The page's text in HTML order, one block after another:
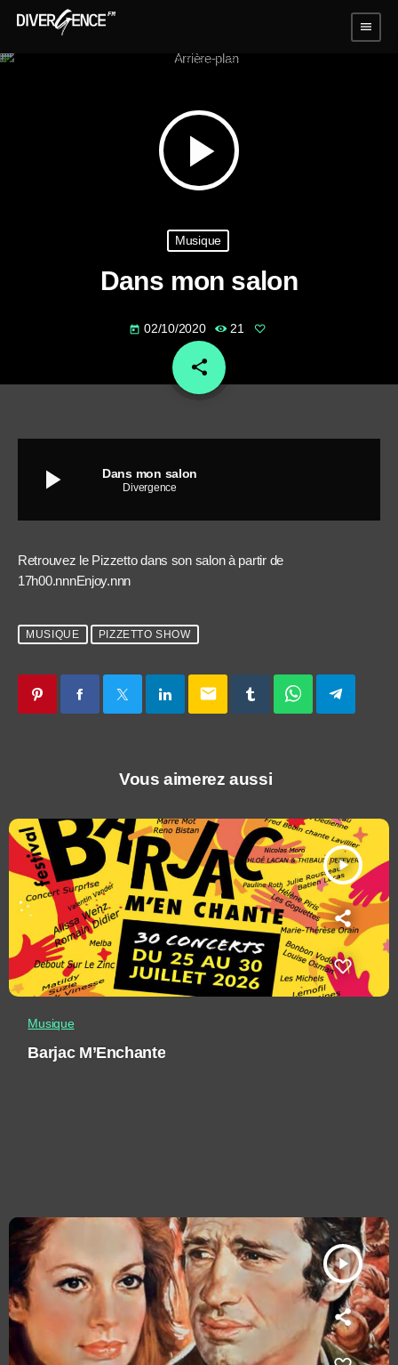
menu
play_arrow
Musique
Dans mon salon
today 02/10/2020 21
share
email
play_arrow Dans mon salon
Divergence
Retrouvez le Pizzetto dans son salon à partir de
17h00.nnnEnjoy.nnn
MUSIQUE PIZZETTO SHOW
email
Vous aimerez aussi
play_arrow
Musique
Barjac M’Enchante
play_arrow